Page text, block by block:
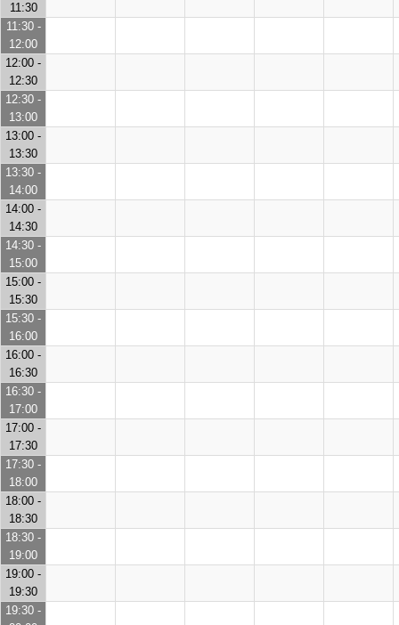
11:30
11:30 -
12:00
12:00 -
12:30
12:30 -
13:00
13:00 -
13:30
13:30 -
14:00
14:00 -
14:30
14:30 -
15:00
15:00 -
15:30
15:30 -
16:00
16:00 -
16:30
16:30 -
17:00
17:00 -
17:30
17:30 -
18:00
18:00 -
18:30
18:30 -
19:00
19:00 -
19:30
19:30 -